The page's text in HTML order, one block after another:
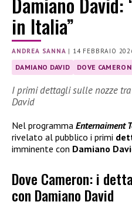
in Italia”
ANDREA SANNA | 14 FEBBRAIO
DAMIANO DAVID DOVE CAMERON
I primi dettagli sulle nozze tra
David
Nel programma Enternaiment
rivelato al pubblico i primi
imminente con Damiano
Dove Cameron: i
con Damiano David